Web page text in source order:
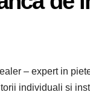
– expert in
individuali si